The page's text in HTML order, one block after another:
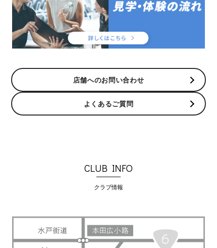
店舗へのお問い合わせ
よくあるご質問
CLUB INFO
クラブ情報